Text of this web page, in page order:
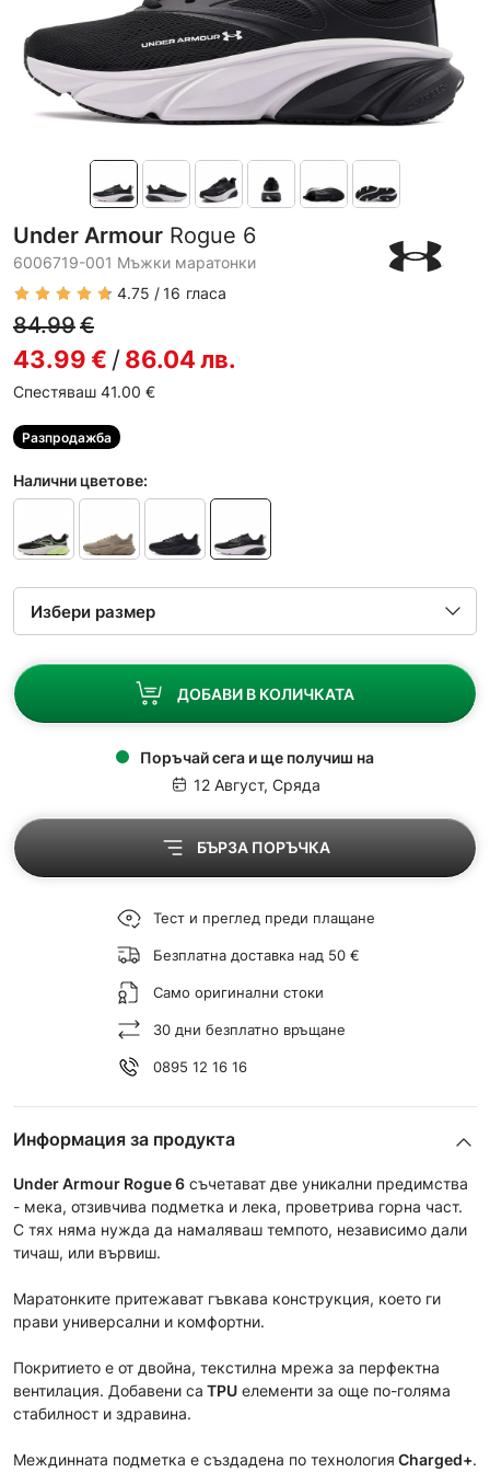
Under Armour Rogue 6
6006719-001 Мъжки маратонки
4.75
16 гласа
84.99€
43.99€ /86.04лв.
Спестяваш 41.00 €
Разпродажба
Налични цветове:
ДОБАВИ В КОЛИЧКАТА
Поръчай сега и ще получиш на
12 Август, Сряда
БЪРЗА ПОРЪЧКА
Тест и преглед преди плащане
Безплатна доставка над 50 €
Само оригинални стоки
30 дни безплатно връщане
0895 12 16 16
Информация за продукта
Under Armour Rogue 6 съчетават две уникални предимства
- мека, отзивчива подметка и лека, проветрива горна част.
С тях няма нужда да намаляваш темпото, независимо дали
тичаш, или вървиш.
Маратонките притежават гъвкава конструкция, което ги
прави универсални и комфортни.
Покритието е от двойна, текстилна мрежа за перфектна
вентилация. Добавени са TPU елементи за още по-голяма
стабилност и здравина.
Междинната подметка е създадена по технология Charged+.